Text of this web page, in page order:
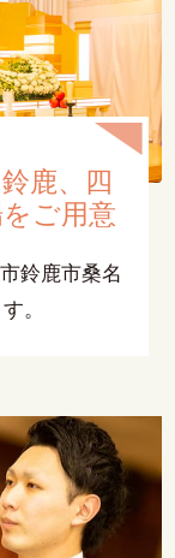
鹿、四
ご用意
鈴鹿市桑名
。